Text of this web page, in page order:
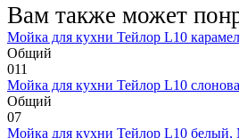
Вам также может
Мойка для кухни Тейлор L10
Общий
011
Мойка для кухни Тейлор L10
Общий
07
Мойка для кухни Тейлор L10